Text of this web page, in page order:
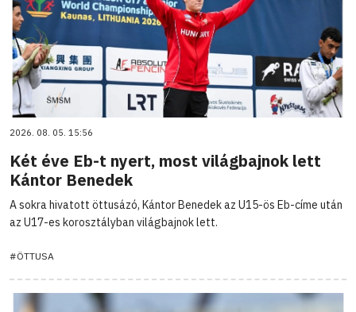
2026. 08. 05. 15:56
Két éve Eb-t nyert, most világbajnok lett
Kántor Benedek
A sokra hivatott öttusázó, Kántor Benedek az U15-ös Eb-címe után
az U17-es korosztályban világbajnok lett.
#ÖTTUSA